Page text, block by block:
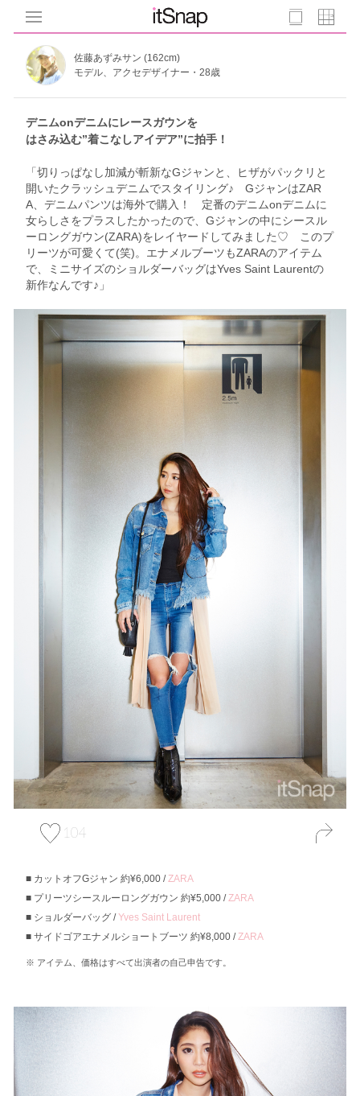
佐藤あずみサン (162cm)
モデル、アクセデザイナー・28歳
デニムonデニムにレースガウンを
はさみ込む”着こなしアイデア”に拍手！
「切りっぱなし加減が斬新なGジャンと、ヒザがパックリと
開いたクラッシュデニムでスタイリング♪ GジャンはZAR
A、デニムパンツは海外で購入！ 定番のデニムonデニムに
女らしさをプラスしたかったので、Gジャンの中にシースル
ーロングガウン(ZARA)をレイヤードしてみました♡ このプ
リーツが可愛くて(笑)。エナメルブーツもZARAのアイテム
で、ミニサイズのショルダーバッグはYves Saint Laurentの
新作なんです♪」
104
カットオフGジャン 約¥6,000 /ZARA
プリーツシースルーロングガウン 約¥5,000 /ZARA
ショルダーバッグ /Yves Saint Laurent
サイドゴアエナメルショートブーツ 約¥8,000 /ZARA
アイテム、価格はすべて出演者の自己申告です。